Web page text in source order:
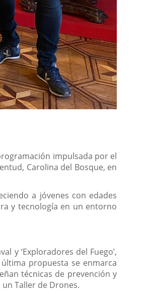
impulsada por el
Carolina del Bosque, en
a jóvenes con edades
y tecnología en un entorno
y ‘Exploradores del Fuego’,
propuesta se enmarca
técnicas de prevención y
Taller de Drones.